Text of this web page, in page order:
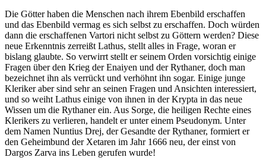
Die Götter haben die Menschen nach ihrem Ebenbild erschaffen
und das Ebenbild vermag es sich selbst zu erschaffen. Doch würden
dann die erschaffenen Vartori nicht selbst zu Göttern werden? Diese
neue Erkenntnis zerreißt Lathus, stellt alles in Frage, woran er
bislang glaubte. So verwirrt stellt er seinem Orden vorsichtig einige
Fragen über den Krieg der Enaiyen und der Rythaner, doch man
bezeichnet ihn als verrückt und verhöhnt ihn sogar. Einige junge
Kleriker aber sind sehr an seinen Fragen und Ansichten interessiert,
und so weiht Lathus einige von ihnen in der Krypta in das neue
Wissen um die Rythaner ein. Aus Sorge, die heiligen Rechte eines
Klerikers zu verlieren, handelt er unter einem Pseudonym. Unter
dem Namen Nuntius Drej, der Gesandte der Rythaner, formiert er
den Geheimbund der Xetaren im Jahr 1666 neu, der einst von
Dargos Zarva ins Leben gerufen wurde!